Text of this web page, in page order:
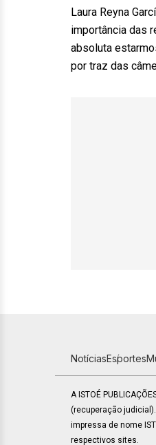
Laura Reyna
importância das
absoluta
por traz das
NotíciasEsportes
A ISTOÉ
(recuperação
impressa de nome
respectivos sites.